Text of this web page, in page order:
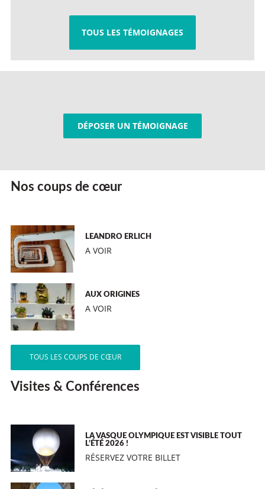
TOUS LES TÉMOIGNAGES
DÉPOSER UN TÉMOIGNAGE
Nos coups de cœur
LEANDRO ERLICH
A VOIR
AUX ORIGINES
A VOIR
TOUS LES COUPS DE CŒUR
Visites & Conférences
LA VASQUE OLYMPIQUE EST VISIBLE TOUT
L’ÉTÉ 2026 !
RÉSERVEZ VOTRE BILLET